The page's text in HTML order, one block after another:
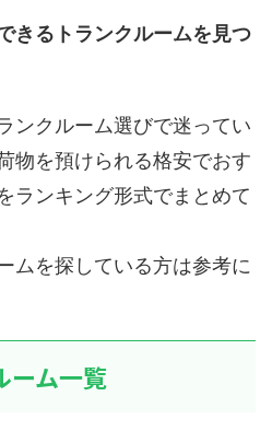
きるトランクルームを見つ
ンクルーム選びで迷ってい
物を預けられる格安でおす
ランキング形式でまとめて
ムを探している方は参考に
ーム一覧